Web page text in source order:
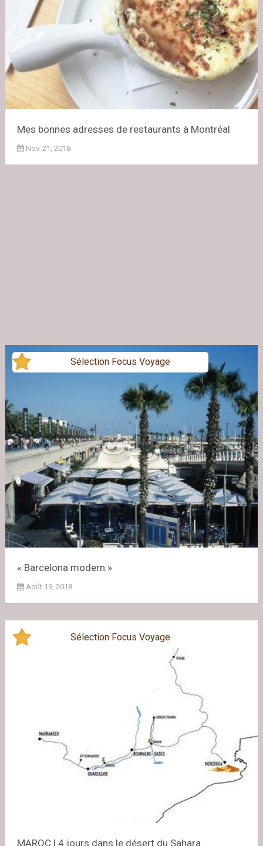
Mes bonnes adresses de restaurants à Montréal
Nov. 21, 2018
Sélection Focus Voyage
« Barcelona modern »
Août 19, 2018
Sélection Focus Voyage
MAROC | 4 jours dans le désert du Sahara